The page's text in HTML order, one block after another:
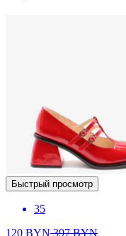
Быстрый просмотр
35
120 BYN397BYN